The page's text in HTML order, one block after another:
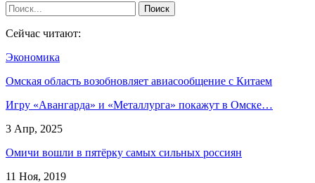
Сейчас читают:
Экономика
Омская область возобновляет авиасообщение с Китаем
Игру «Авангарда» и «Металлурга» покажут в Омске…
3 Апр, 2025
Омичи вошли в пятёрку самых сильных россиян
11 Ноя, 2019